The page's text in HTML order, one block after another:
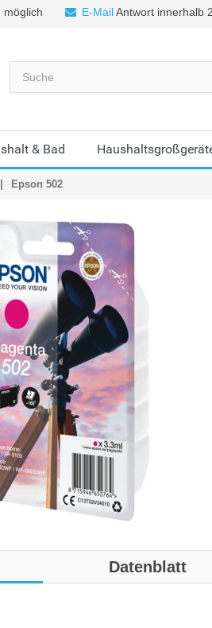
möglich E-MailAntwort innerhalb
& Bad
Epson 502
Datenblatt